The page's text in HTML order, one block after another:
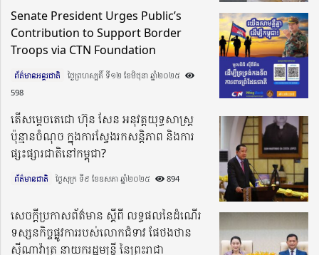
Senate President Urges Public’s
Contribution to Support Border
Troops via CTN Foundation
ព័ត៌មានអន្តរជាតិ
ថ្ងៃព្រហស្បតិ៍ ទី១២ ខែមិថុនា ឆ្នាំ២០២៥​
598
តើសម្ដេចតេជោ ហ៊ុន សែន អនុវត្ដយុទ្ធសាស្រ្ដ
ប៉ុន្មានចំណុច ក្នុងការស្វែងរកសន្ដិភាព និងការ
ផ្សះផ្សារជាតិនៅកម្ពុជា?
ព័ត៌មានជាតិ ថ្ងៃសុក្រ ទី៩ ខែឧសភា ឆ្នាំ២០២៥​ 894
សេចក្តីប្រកាសព័ត៌មាន ស្តីពី លទ្ធផលនៃដំណើរ
ទស្សនកិច្ចផ្លូវការរបស់លោកជំទាវ ផែថងថាន
ស៊ីណាវ៉ាត្រ នាយករដ្ឋមន្ត្រី នៃព្រះរាជា